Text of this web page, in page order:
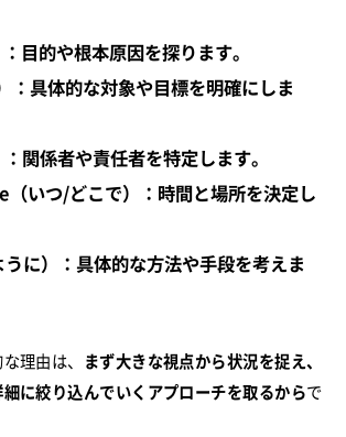
目的や根本原因を探ります。
：具体的な対象や目標を明確にしま
関係者や責任者を特定します。
いつ/どこで）：時間と場所を決定し
に）：具体的な方法や手段を考えま
理由は、 まず大きな視点から状況を捉え、
に絞り込んでいくアプローチを取るからで